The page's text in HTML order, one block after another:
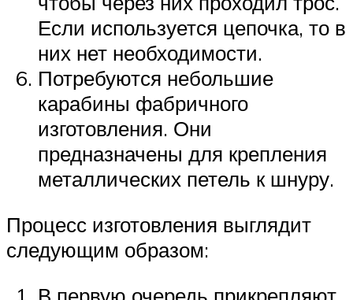
Если используется цепочка, то в
них нет необходимости.
Потребуются небольшие
карабины фабричного
изготовления. Они
предназначены для крепления
металлических петель к шнуру.
Процесс изготовления выглядит
следующим образом: